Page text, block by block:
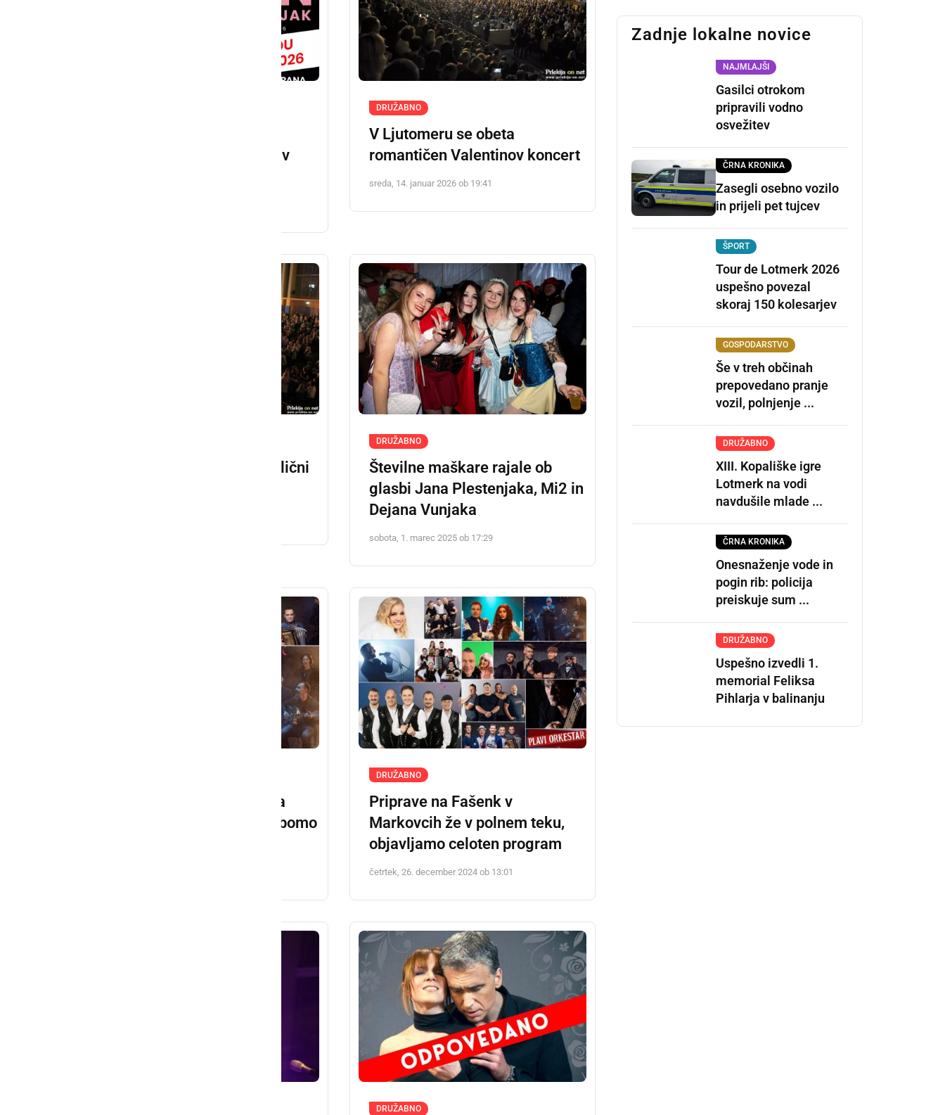
prestavljen zaradi bolezni v
DRUŽABNO
V Ljutomeru se obeta
romantičen Valentinov koncert
sreda, 14. januar 2026 ob 19:41
V Ljutomeru se obetajo odlični
DRUŽABNO
Številne maškare rajale ob
glasbi Jana Plestenjaka, Mi2 in
Dejana Vunjaka
sobota, 1. marec 2025 ob 17:29
Jan Plestenjak se vrača na
koncertne odre, slišali ga bomo
DRUŽABNO
Priprave na Fašenk v
Markovcih že v polnem teku,
objavljamo celoten program
četrtek, 26. december 2024 ob 13:01
DRUŽABNO
Zadnje lokalne novice
NAJMLAJŠI
Gasilci otrokom
pripravili vodno
osvežitev
ČRNA KRONIKA
Zasegli osebno vozilo
in prijeli pet tujcev
ŠPORT
Tour de Lotmerk 2026
uspešno povezal
skoraj 150 kolesarjev
GOSPODARSTVO
Še v treh občinah
prepovedano pranje
vozil, polnjenje ...
DRUŽABNO
XIII. Kopališke igre
Lotmerk na vodi
navdušile mlade ...
ČRNA KRONIKA
Onesnaženje vode in
pogin rib: policija
preiskuje sum ...
DRUŽABNO
Uspešno izvedli 1.
memorial Feliksa
Pihlarja v balinanju